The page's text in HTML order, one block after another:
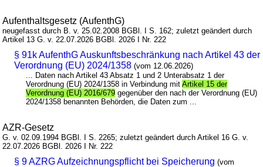
Aufenthaltsgesetz (AufenthG)
neugefasst durch B. v. 25.02.2008 BGBl. I S. 162; zuletzt geändert durch
Artikel 13 G. v. 22.07.2026 BGBl. 2026 I Nr. 222
§ 91k AufenthG Auskunftsbeschränkung nach Artikel 43 der
Verordnung (EU) 2024/1358 (vom 12.06.2026)
... Daten nach Artikel 43 Absatz 1 und 2 Unterabsatz 1 der
Verordnung (EU) 2024/1358 in Verbindung mitArtikel 15 der
Verordnung (EU) 2016/679 gegenüber den nach der Verordnung (EU)
2024/1358 benannten Behörden, die Daten zum ...
AZR-Gesetz
G. v. 02.09.1994 BGBl. I S. 2265; zuletzt geändert durch Artikel 16 G. v.
22.07.2026 BGBl. 2026 I Nr. 222
§ 9 AZRG Aufzeichnungspflicht bei Speicherung (vom